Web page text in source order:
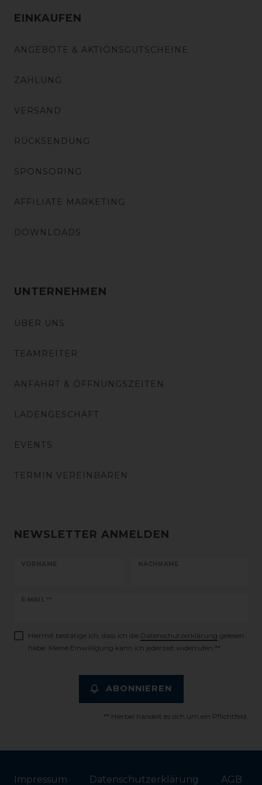
EINKAUFEN
ANGEBOTE & AKTIONSGUTSCHEINE
ZAHLUNG
VERSAND
RÜCKSENDUNG
SPONSORING
AFFILIATE MARKETING
DOWNLOADS
UNTERNEHMEN
ÜBER UNS
TEAMREITER
ANFAHRT & ÖFFNUNGSZEITEN
LADENGESCHÄFT
EVENTS
TERMIN VEREINBAREN
NEWSLETTER ANMELDEN
VORNAME NACHNAME
E-MAIL **
Newsletter
Hiermit bestätige ich, dass ich die Daten­schutz­erklärung gelesen
habe. Meine Einwilligung kann ich jederzeit widerrufen.**
ABONNIEREN
** Hierbei handelt es sich um ein Pflichtfeld.
Impressum Daten­schutz­erklärung AGB